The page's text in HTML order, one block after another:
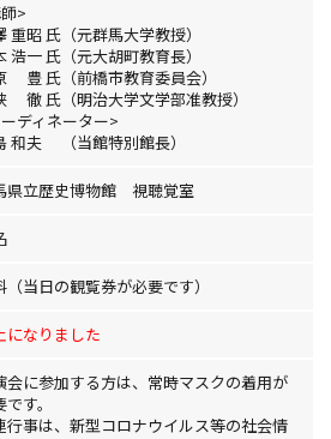
>
重昭 氏（元群馬大学教授）
浩一 氏（元大胡町教育長）
豊 氏（前橋市教育委員会）
徹 氏（明治大学文学部准教授）
ディネーター>
和夫 （当館特別館長）
県立歴史博物館 視聴覚室
（当日の観覧券が必要です）
になりました
会に参加する方は、常時マスクの着用が
す。
行事は、新型コロナウイルス等の社会情